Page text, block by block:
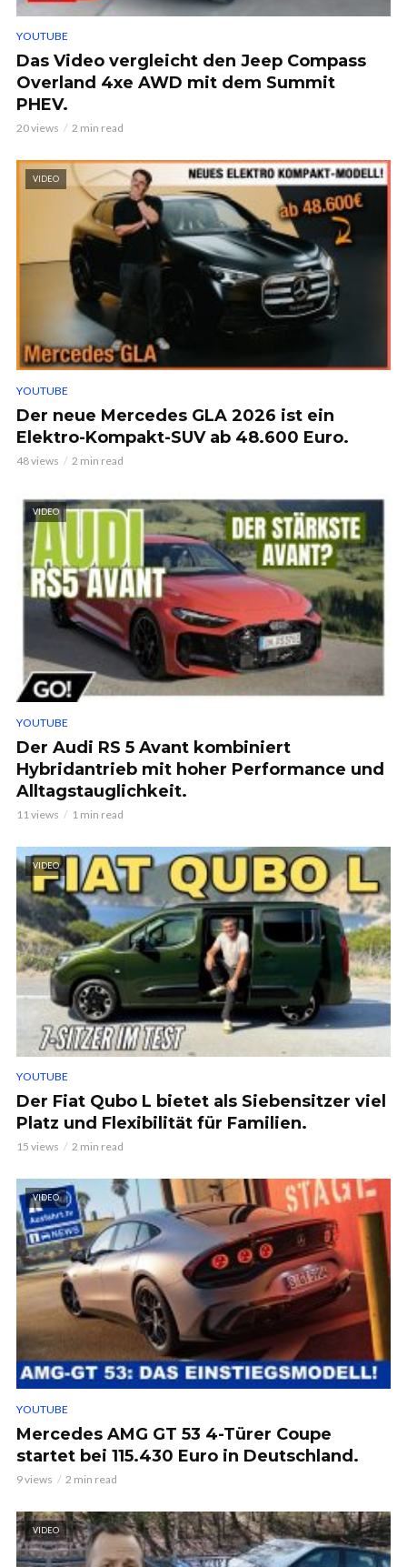
YOUTUBE
Das Video vergleicht den Jeep Compass
Overland 4xe AWD mit dem Summit
PHEV.
20 views 2 min read
VIDEO
YOUTUBE
Der neue Mercedes GLA 2026 ist ein
Elektro-Kompakt-SUV ab 48.600 Euro.
48 views 2 min read
VIDEO
YOUTUBE
Der Audi RS 5 Avant kombiniert
Hybridantrieb mit hoher Performance und
Alltagstauglichkeit.
11 views 1 min read
VIDEO
YOUTUBE
Der Fiat Qubo L bietet als Siebensitzer viel
Platz und Flexibilität für Familien.
15 views 2 min read
VIDEO
YOUTUBE
Mercedes AMG GT 53 4-Türer Coupe
startet bei 115.430 Euro in Deutschland.
9 views 2 min read
VIDEO